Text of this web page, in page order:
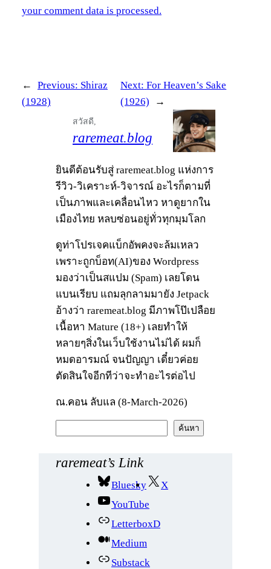
your comment data is processed.
← Previous: Shiraz
(1928)
Next: For Heaven’s Sake
(1926)
→
สวัสดี,
raremeat.blog
ยินดีต้อนรับสู่ raremeat.blog แห่งการ
รีวิว-วิเคราะห์-วิจารณ์ อะไรก็ตามที่
เป็นภาพและเคลื่อนไหว หาดูยากใน
เมืองไทย หลบซ่อนอยู่ทั่วทุกมุมโลก
ดูท่าโปรเจคแบ็กอัพคงจะล้มเหลว
เพราะถูกบ็อท(AI)ของ Wordpress
มองว่าเป็นสแปม (Spam) เลยโดน
แบนเรียบ แถมลุกลามมายัง Jetpack
อ้างว่า raremeat.blog มีภาพโป๊เปลือย
เนื้อหา Mature (18+) เลยทำให้
หลายๆสิ่งในเว็บใช้งานไม่ได้ ผมก็
หมดอารมณ์ จนปัญญา เดี๋ยวค่อย
ตัดสินใจอีกทีว่าจะทำอะไรต่อไป
ณ.คอน ลับแล (8-March-2026)
ห
ค้นหา
raremeat’s Link
Bluesky
X
YouTube
LetterboxD
Medium
Substack